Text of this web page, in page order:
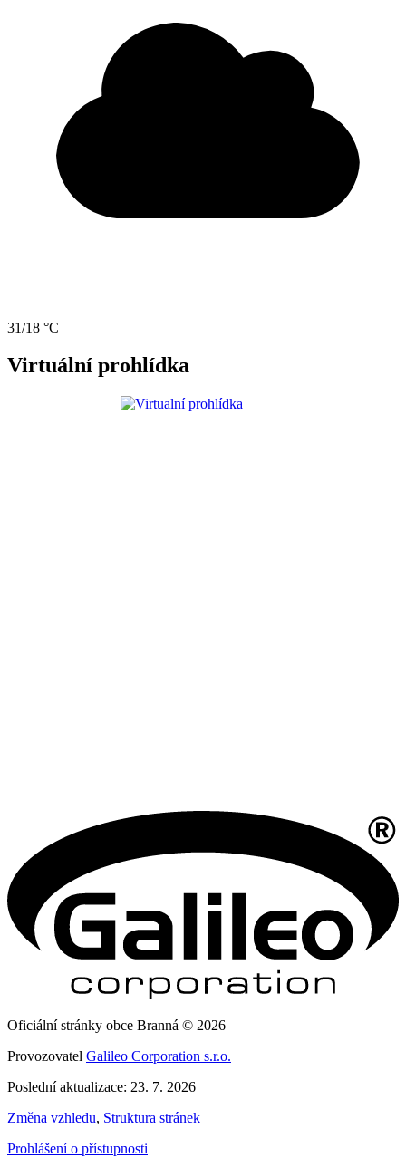
31/18 °C
Virtuální prohlídka
Oficiální stránky obce Branná © 2026
Provozovatel Galileo Corporation s.r.o.
Poslední aktualizace: 23. 7. 2026
Změna vzhledu, Struktura stránek
Prohlášení o přístupnosti